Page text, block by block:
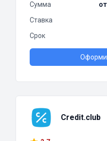
Сумма
Ставка
Срок
Credit.club